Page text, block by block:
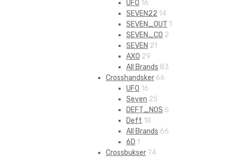
UFO 16
SEVEN22 14
SEVEN_OUT 1
SEVEN_CO 2
SEVEN 21
AXO 29
All Brands 83
Crosshandsker 66
UFO 16
Seven 25
DEFT_NOS 6
Deft 18
All Brands 66
6D 1
Crossbukser 74